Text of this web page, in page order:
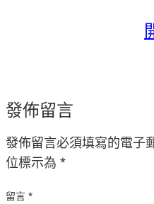
發佈留言
發佈留言必須填寫的電子
位標示為 *
留言 *